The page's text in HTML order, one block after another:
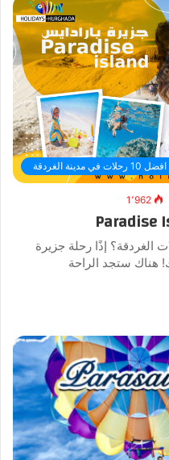
افضل 10 رحلات في مدينة الغردقة
1٬962
الغردقة؟ إذًا رحلة جزيرة
هناك ستجد الراحة